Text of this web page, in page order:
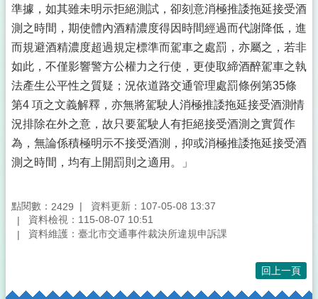
準據，如其雖未明示拒絕測試，卻刻意消極推諉拖延接受酒
測之時間，期使體內酒精濃度得因時間經過而代謝降低，進
而規避酒精濃度超過規定標準而駕車之處罰，亦屬之，若非
如此，不僅影響警方公權力之行使，更使取締酒醉駕車之執
法產生公平性之質疑；況依道路交通管理處罰條例第35條
第4 項之文義解釋，亦無將駕駛人消極推諉拖延接受酒測情
況排除在外之意，故只要駕駛人有拒絕接受酒測之實質作
為，無論係積極明示不接受酒測，抑或消極推諉拖延接受酒
測之時間，均有上開罰則之適用。」
點閱數： 2429
資料更新：107-05-08 13:37
資料檢視：115-08-07 10:51
資料維護：臺北市交通事件裁決所違規申訴課
回上一頁
:::